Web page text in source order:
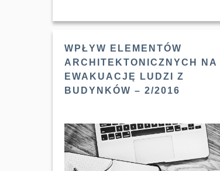
WPŁYW ELEMENTÓW
ARCHITEKTONICZNYCH NA
EWAKUACJĘ LUDZI Z
BUDYNKÓW – 2/2016